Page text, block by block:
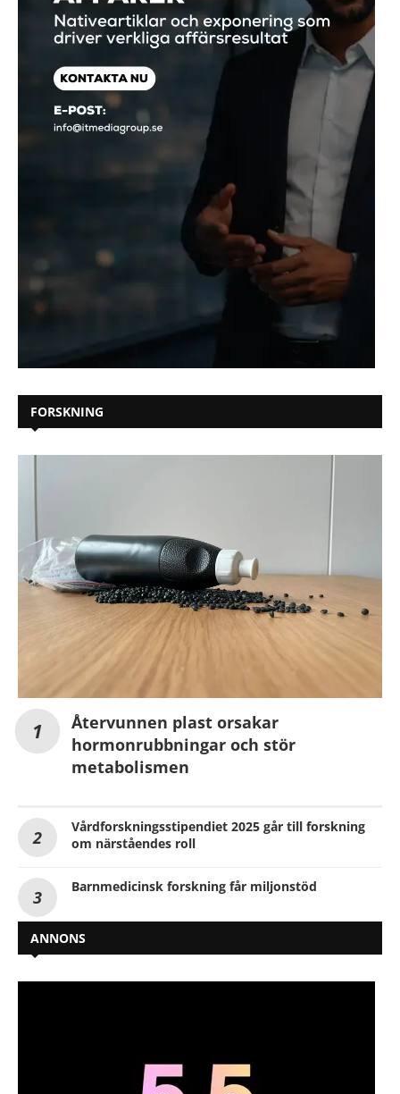
FORSKNING
Återvunnen plast orsakar
hormonrubbningar och stör
metabolismen
Vårdforskningsstipendiet 2025 går till forskning
om närståendes roll
Barnmedicinsk forskning får miljonstöd
ANNONS